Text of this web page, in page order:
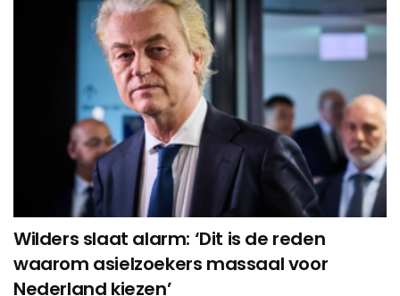
Wilders slaat alarm: ‘Dit is de reden
waarom asielzoekers massaal voor
Nederland kiezen’